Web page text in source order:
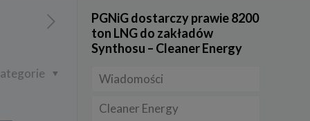
PGNiG dostarczy prawie 8200
ton LNG do zakładów
Synthosu – Cleaner Energy
Wiadomości
Firmy
Cleaner Energy